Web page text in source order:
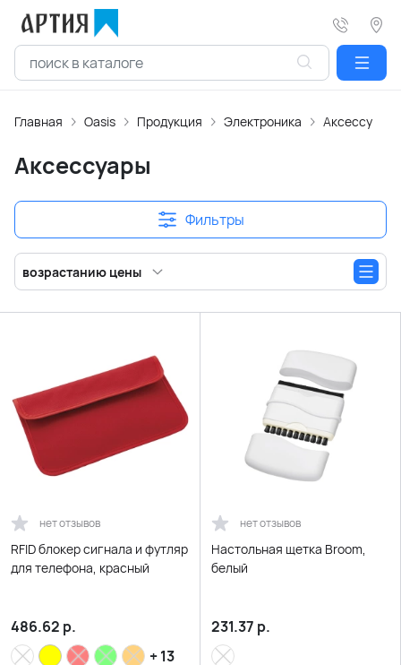
Главная Oasis Продукция Электроника Аксессуары
Аксессуары
Фильтры
возрастанию цены
нет отзывов
RFID блокер сигнала и футляр
для телефона, красный
486.62 р.
+ 13
нет отзывов
Настольная щетка Broom,
белый
231.37 р.